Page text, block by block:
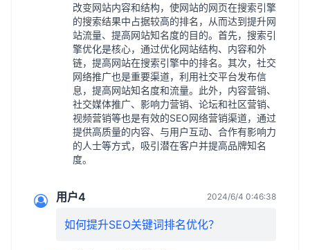
改变网站内容和结构，使网站的网页在搜索引擎
的搜索结果中占据较高的排名，从而达到提升网
站流量、提高网站知名度的目的。首先，搜索引
擎优化是核心，通过优化网站结构、内容和外
链，提高网站在搜索引擎中的排名。其次，社交
网络推广也是重要渠道，利用社交平台发布信
息，提高网站知名度和流量。此外，内容营销、
社交媒体推广、影响力营销、论坛和社区营销、
视频营销等也是有效的SEO网络营销渠道，通过
提供高质量的内容、与用户互动、合作有影响力
的人士等方式，吸引潜在客户并提高品牌知名
度。
用户4 2024/6/4 0:46:38
如何提升SEO关键词排名优化？